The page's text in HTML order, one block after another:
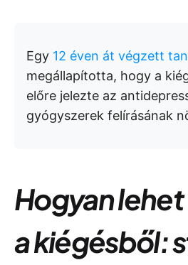
Egy 12 éven át végzett
megállapította, hogy a
előre jelezte az
gyógyszerek felírásának
Hogyan
a kiégésből: